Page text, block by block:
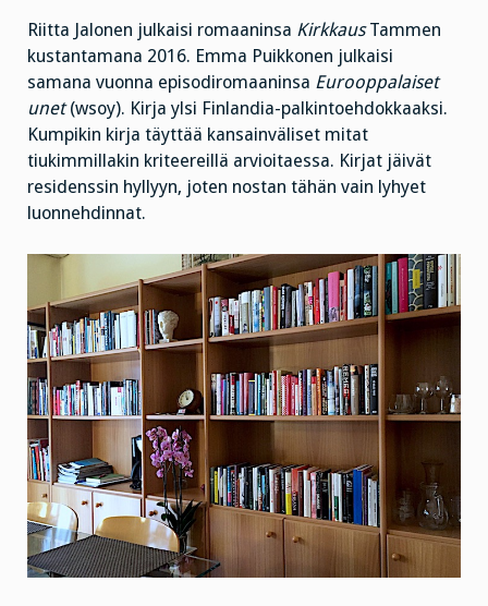
Riitta Jalonen julkaisi romaaninsa KirkkausTammen
kustantamana 2016. Emma Puikkonen julkaisi
samana vuonna episodiromaaninsa Eurooppalaiset
unet(wsoy). Kirja ylsi Finlandia-palkintoehdokkaaksi.
Kumpikin kirja täyttää kansainväliset mitat
tiukimmillakin kriteereillä arvioitaessa. Kirjat jäivät
residenssin hyllyyn, joten nostan tähän vain lyhyet
luonnehdinnat.